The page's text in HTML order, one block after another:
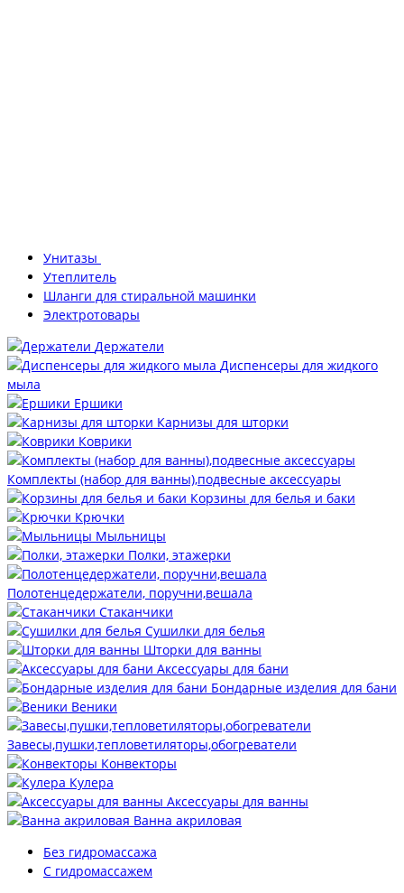
Унитазы
Утеплитель
Шланги для стиральной машинки
Электротовары
Держатели
Диспенсеры для жидкого
мыла
Ершики
Карнизы для шторки
Коврики
Комплекты (набор для ванны),подвесные аксессуары
Корзины для белья и баки
Крючки
Мыльницы
Полки, этажерки
Полотенцедержатели, поручни,вешала
Стаканчики
Сушилки для белья
Шторки для ванны
Аксессуары для бани
Бондарные изделия для бани
Веники
Завесы,пушки,тепловетиляторы,обогреватели
Конвекторы
Кулера
Аксессуары для ванны
Ванна акриловая
Без гидромассажа
С гидромассажем